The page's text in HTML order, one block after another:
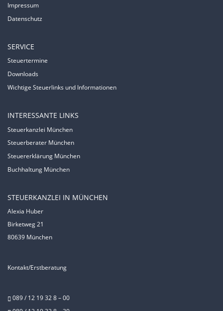
Impressum
Datenschutz
SERVICE
Steuertermine
Downloads
Wichtige Steuerlinks und Informationen
INTERESSANTE LINKS
Steuerkanzlei München
Steuerberater München
Steuererklärung München
Buchhaltung München
STEUERKANZLEI IN MÜNCHEN
Alexia Huber
Birketweg 21
80639 München
Kontakt/Erstberatung
089 / 12 19 32 8 – 00